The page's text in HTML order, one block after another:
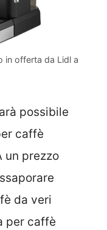
in offerta da Lidl a
possibile
caffè
un prezzo
da veri
per caffè